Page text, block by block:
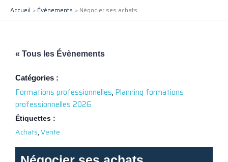
Accueil Évènements Négocier ses achats
« Tous les Évènements
Catégories :
Formations professionnelles, Planning formations
professionnelles 2026
Étiquettes :
Achats,Vente